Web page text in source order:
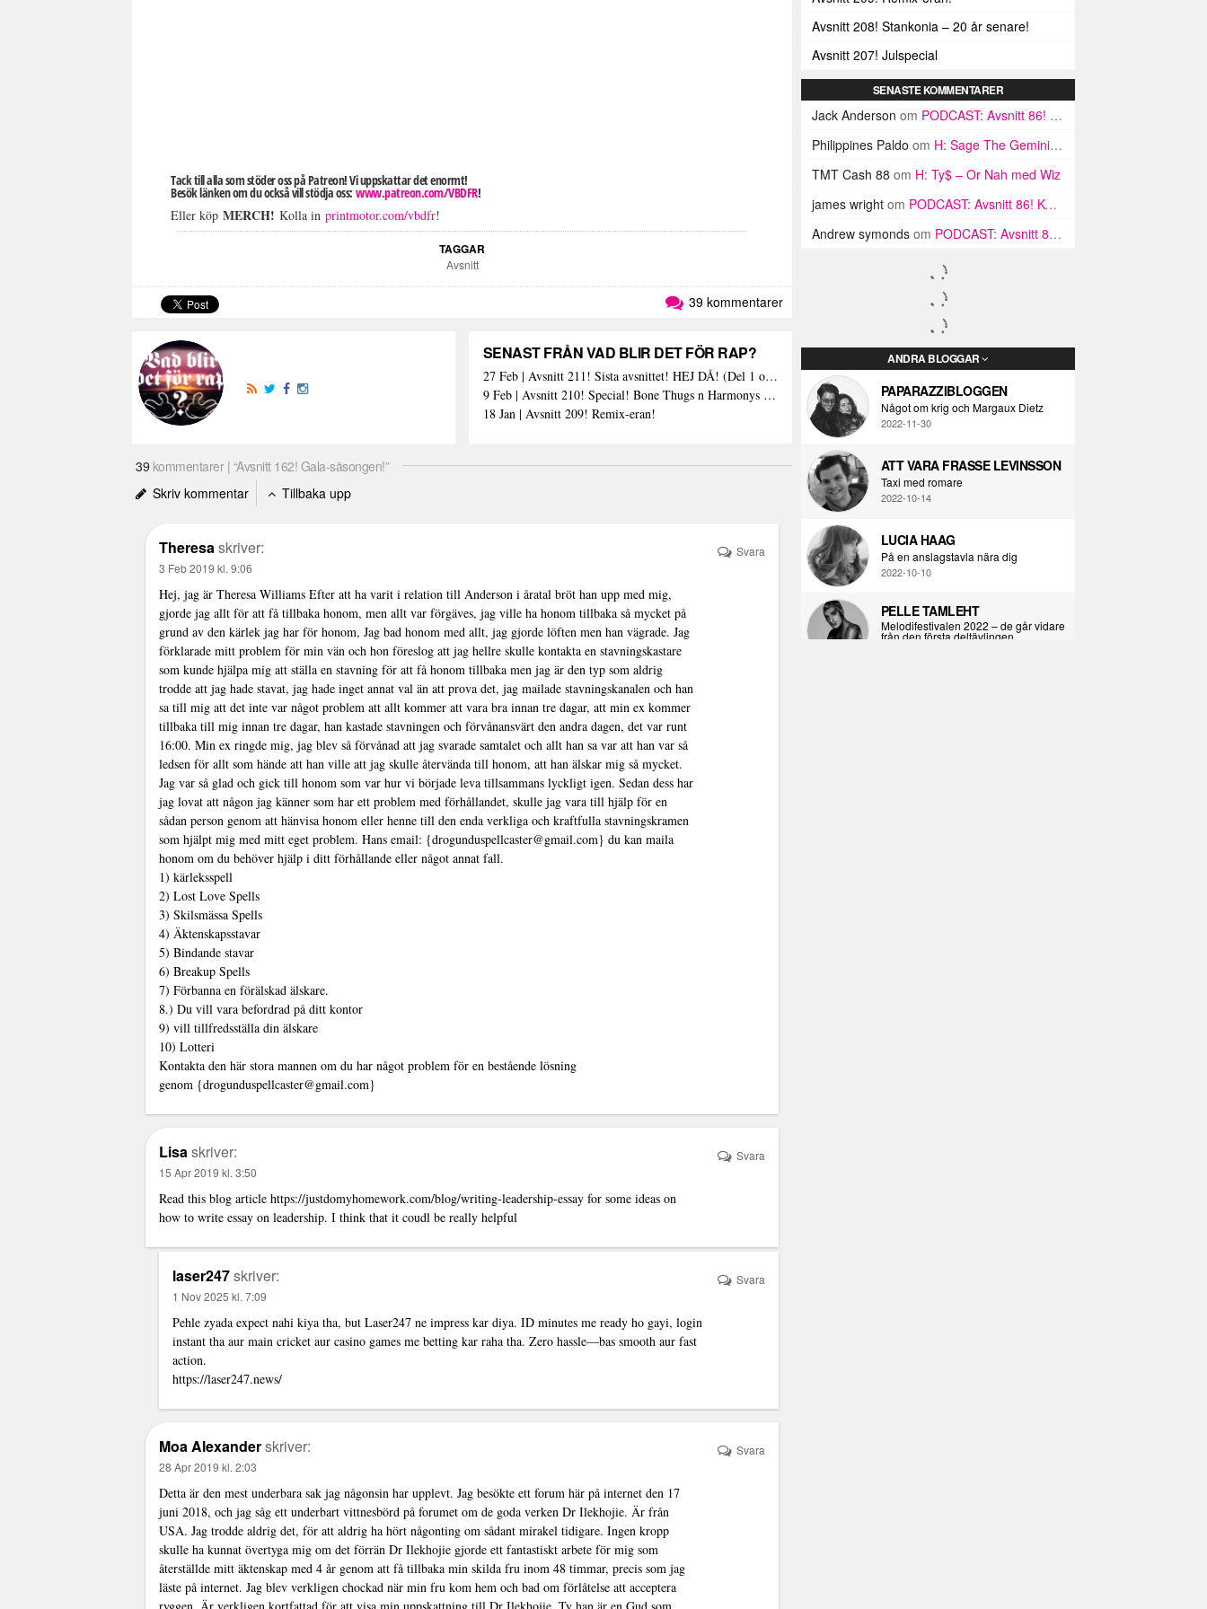
Tack till alla som stöder oss på Patreon! Vi uppskattar det enormt!
Besök länken om du också vill stödja oss:www.patreon.com/VBDFR!
Eller köpMERCH! Kolla inprintmotor.com/vbdfr!
TAGGAR
Avsnitt
39 kommentarer
SENAST FRÅN VAD BLIR DET FÖR RAP?
27 Feb | Avsnitt 211! Sista avsnittet! HEJ DÅ! (Del 1 och 2)
9 Feb | Avsnitt 210! Special! Bone Thugs n Harmonys album E.1999 Eternal
18 Jan | Avsnitt 209! Remix-eran!
39 kommentarer | “Avsnitt 162! Gala-säsongen!”
Skriv kommentar
Tillbaka upp
Theresaskriver:
3 Feb 2019 kl. 9:06
Hej, jag är Theresa Williams Efter att ha varit i relation till Anderson i åratal bröt han upp med mig,
gjorde jag allt för att få tillbaka honom, men allt var förgäves, jag ville ha honom tillbaka så mycket på
grund av den kärlek jag har för honom, Jag bad honom med allt, jag gjorde löften men han vägrade. Jag
förklarade mitt problem för min vän och hon föreslog att jag hellre skulle kontakta en stavningskastare
som kunde hjälpa mig att ställa en stavning för att få honom tillbaka men jag är den typ som aldrig
trodde att jag hade stavat, jag hade inget annat val än att prova det, jag mailade stavningskanalen och han
sa till mig att det inte var något problem att allt kommer att vara bra innan tre dagar, att min ex kommer
tillbaka till mig innan tre dagar, han kastade stavningen och förvånansvärt den andra dagen, det var runt
16:00. Min ex ringde mig, jag blev så förvånad att jag svarade samtalet och allt han sa var att han var så
ledsen för allt som hände att han ville att jag skulle återvända till honom, att han älskar mig så mycket.
Jag var så glad och gick till honom som var hur vi började leva tillsammans lyckligt igen. Sedan dess har
jag lovat att någon jag känner som har ett problem med förhållandet, skulle jag vara till hjälp för en
sådan person genom att hänvisa honom eller henne till den enda verkliga och kraftfulla stavningskramen
som hjälpt mig med mitt eget problem. Hans email: {drogunduspellcaster@gmail.com} du kan maila
honom om du behöver hjälp i ditt förhållande eller något annat fall.
1) kärleksspell
2) Lost Love Spells
3) Skilsmässa Spells
4) Äktenskapsstavar
5) Bindande stavar
6) Breakup Spells
7) Förbanna en förälskad älskare.
8.) Du vill vara befordrad på ditt kontor
9) vill tillfredsställa din älskare
10) Lotteri
Kontakta den här stora mannen om du har något problem för en bestående lösning
genom {drogunduspellcaster@gmail.com}
Svara
Lisaskriver:
15 Apr 2019 kl. 3:50
Read this blog article https://justdomyhomework.com/blog/writing-leadership-essay for some ideas on
how to write essay on leadership. I think that it coudl be really helpful
Svara
laser247skriver:
1 Nov 2025 kl. 7:09
Pehle zyada expect nahi kiya tha, but Laser247 ne impress kar diya. ID minutes me ready ho gayi, login
instant tha aur main cricket aur casino games me betting kar raha tha. Zero hassle—bas smooth aur fast
action.
https://laser247.news/
Svara
Moa Alexanderskriver:
28 Apr 2019 kl. 2:03
Detta är den mest underbara sak jag någonsin har upplevt. Jag besökte ett forum här på internet den 17
juni 2018, och jag såg ett underbart vittnesbörd på forumet om de goda verken Dr Ilekhojie. Är från
USA. Jag trodde aldrig det, för att aldrig ha hört någonting om sådant mirakel tidigare. Ingen kropp
skulle ha kunnat övertyga mig om det förrän Dr Ilekhojie gjorde ett fantastiskt arbete för mig som
återställde mitt äktenskap med 4 år genom att få tillbaka min skilda fru inom 48 timmar, precis som jag
läste på internet. Jag blev verkligen chockad när min fru kom hem och bad om förlåtelse att acceptera
Svara
Avsnitt 208! Stankonia – 20 år senare!
Avsnitt 207! Julspecial
SENASTE KOMMENTARER
Jack Anderson om PODCAST: Avsnitt 86! KÖNSKRIG
Philippines Paldo om H: Sage The Geminis karriärstrappa
TMT Cash 88 om H: Ty$ – Or Nah med Wiz
james wright om PODCAST: Avsnitt 86! KÖNSKRIG
Andrew symonds om PODCAST: Avsnitt 86! KÖNSKRIG
ANDRA BLOGGAR
PAPARAZZIBLOGGEN
Något om krig och Margaux Dietz
2022-11-30
ATT VARA FRASSE LEVINSSON
Taxi med romare
2022-10-14
LUCIA HAAG
På en anslagstavla nära dig
2022-10-10
PELLE TAMLEHT
Melodifestivalen 2022 – de går vidare
från den första deltävlingen